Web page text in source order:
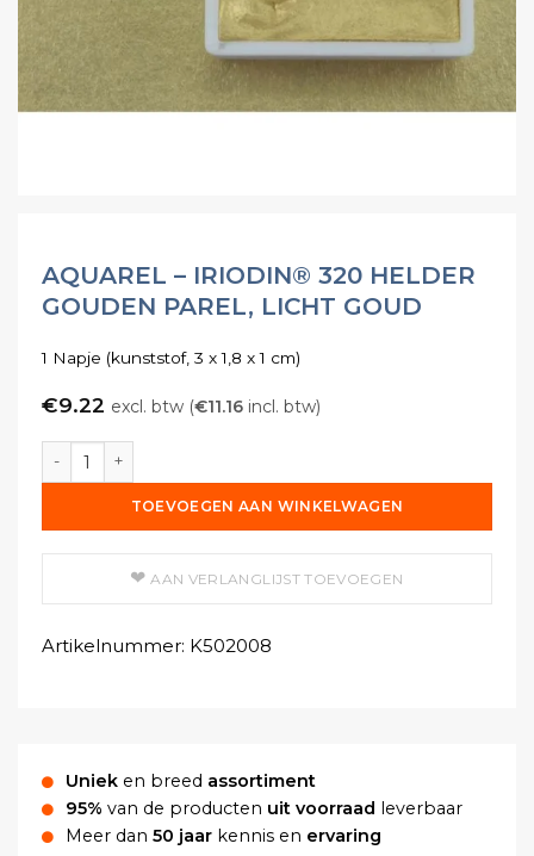
AQUAREL – IRIODIN® 320 HELDER
GOUDEN PAREL, LICHT GOUD
1 Napje (kunststof, 3 x 1,8 x 1 cm)
€9.22 excl. btw (€11.16 incl. btw)
Aquarel - IRIODIN® 320 Helder Gouden Parel, Licht Goud
TOEVOEGEN AAN WINKELWAGEN
AAN VERLANGLIJST TOEVOEGEN
Artikelnummer: K502008
Uniek en breed assortiment
95% van de producten uit voorraad
leverbaar
Meer dan 50 jaar kennis en ervaring